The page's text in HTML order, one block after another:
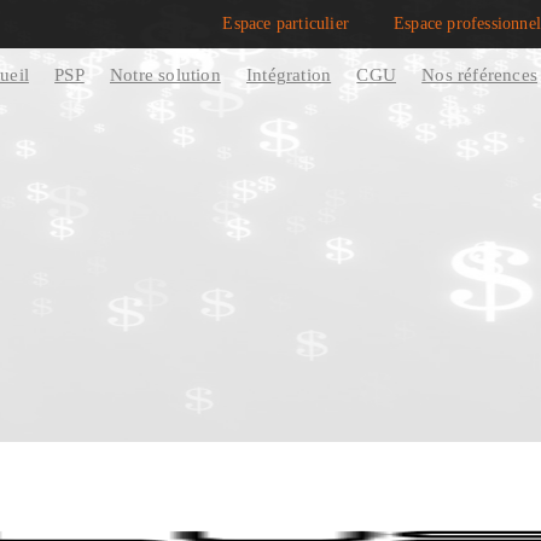
Espace particulier Espace professionnel
PSP Notre solution Intégration CGU Nos références